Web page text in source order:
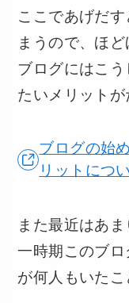
ここであげだ
まうので、ほ
ブログにはこ
たいメリットが
ブログの始
リットにつ
また最近はあ
一時期このブ
が何人もいたこ